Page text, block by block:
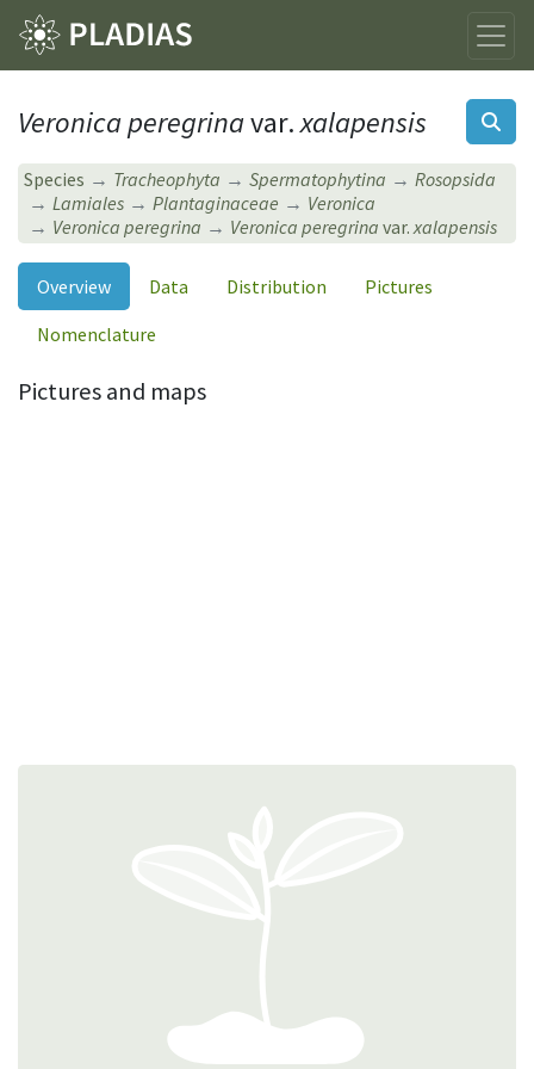
Veronica peregrinavar.xalapensis
Species Tracheophyta Spermatophytina
Rosopsida
Lamiales
Plantaginaceae
Veronica
Veronica peregrina
Veronica peregrinavar.xalapensis
Overview Data Distribution
Pictures
Nomenclature
Pictures and maps